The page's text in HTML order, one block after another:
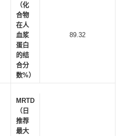
（化
合物
在人
血浆
蛋白
的结
合分
数%）
89.32
MRTD
（日
推荐
最大